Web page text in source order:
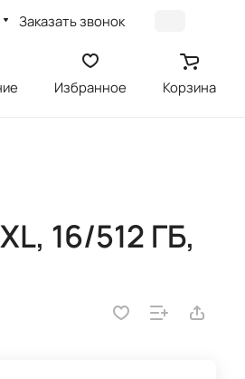
Заказать звонок
Избранное Корзина
16/512 ГБ,